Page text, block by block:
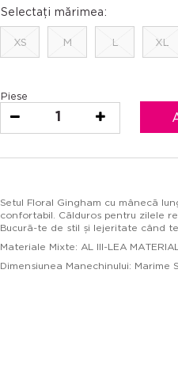
Selectați mărimea:
XS M L XL
Piese
1
Setul Floral Gingham cu mânecă
confortabil. Călduros pentru zilele
Bucură-te de stil și lejeritate când
Materiale Mixte: AL III-LEA
Dimensiunea Manechinului: Marime